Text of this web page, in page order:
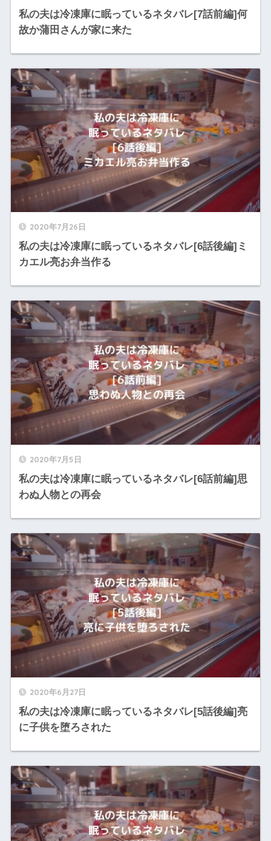
私の夫は冷凍庫に眠っているネタバレ[7話前編]何
故か蒲田さんが家に来た
2020年7月26日
私の夫は冷凍庫に眠っているネタバレ[6話後編]ミ
カエル亮お弁当作る
2020年7月5日
私の夫は冷凍庫に眠っているネタバレ[6話前編]思
わぬ人物との再会
2020年6月27日
私の夫は冷凍庫に眠っているネタバレ[5話後編]亮
に子供を堕ろされた